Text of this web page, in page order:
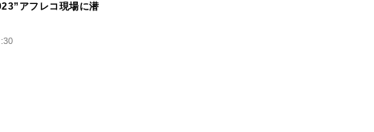
アフレコ現場に潜